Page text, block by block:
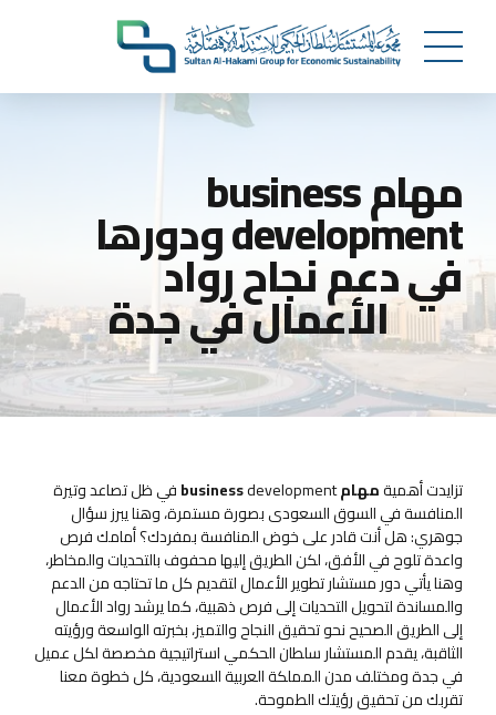
مهام business
development ودورها
في دعم نجاح رواد
الأعمال في جدة
تزايدت أهميةمهام business
development في ظل تصاعد وتيرة
المنافسة في السوق السعودى بصورة مستمرة، وهنا يبرز سؤال
جوهري: هل أنت قادر على خوض المنافسة بمفردك؟ أمامك فرص
واعدة تلوح في الأفق، لكن الطريق إليها محفوف بالتحديات والمخاطر،
وهنا يأتي دور مستشار تطوير الأعمال لتقديم كل ما تحتاجه من الدعم
والمساندة لتحويل التحديات إلى فرص ذهبية، كما يرشد رواد الأعمال
إلى الطريق الصحيح نحو تحقيق النجاح والتميز، بخبرته الواسعة ورؤيته
الثاقبة، يقدم المستشار سلطان الحكمي استراتيجية مخصصة لكل عميل
في جدة ومختلف مدن المملكة العربية السعودية، كل خطوة معنا
تقربك من تحقيق رؤيتك الطموحة.